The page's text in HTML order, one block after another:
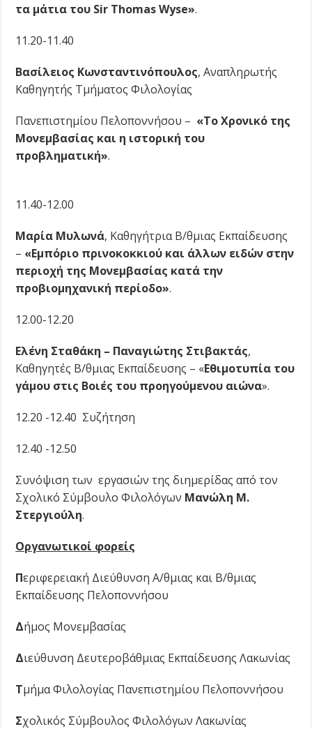
τα μάτια του Sir ThomasWyse».
11.20-11.40
Βασίλειος Κωνσταντινόπουλος, Αναπληρωτής
Καθηγητής Τμήματος Φιλολογίας
Πανεπιστημίου Πελοποννήσου – «Το Χρονικό της
Μονεμβασίας και η ιστορική του
προβληματική».
11.40-12.00
Μαρία Μυλωνά, Καθηγήτρια Β/θμιας Εκπαίδευσης
– «Εμπόριο πρινοκοκκιού και άλλων ειδών στην
περιοχή της Μονεμβασίας κατά την
προβιομηχανική περίοδο».
12.00-12.20
Ελένη Σταθάκη – Παναγιώτης Στιβακτάς,
Καθηγητές Β/θμιας Εκπαίδευσης – «Εθιμοτυπία του
γάμου στις Βοιές του προηγούμενου αιώνα».
12.20 -12.40 Συζήτηση
12.40 -12.50
Συνόψιση των εργασιών της διημερίδας από τον
Σχολικό Σύμβουλο Φιλολόγων Μανώλη Μ.
Στεργιούλη.
Οργανωτικοί φορείς
Περιφερειακή Διεύθυνση Α/θμιας και Β/θμιας
Εκπαίδευσης Πελοποννήσου
Δήμος Μονεμβασίας
Διεύθυνση Δευτεροβάθμιας Εκπαίδευσης Λακωνίας
Τμήμα Φιλολογίας Πανεπιστημίου Πελοποννήσου
Σχολικός Σύμβουλος Φιλολόγων Λακωνίας